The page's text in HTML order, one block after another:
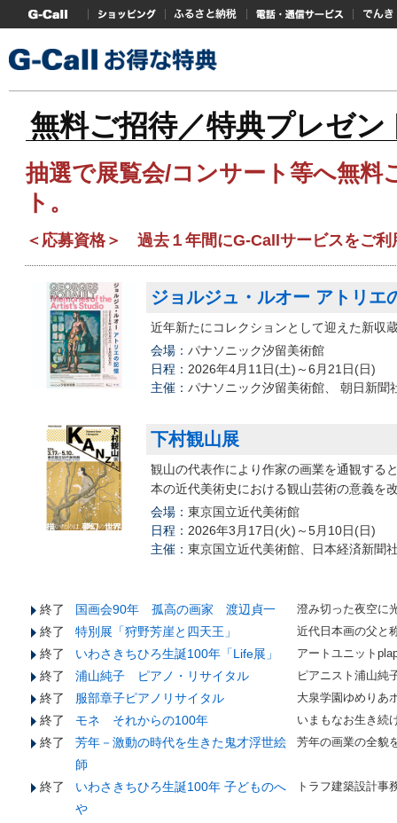
無料ご招待／特典プレゼン
抽選で展覧会/コンサート等へ無料
ト。
＜応募資格＞ 過去１年間にG-Callサービスをご利
ジョルジュ・ルオー アトリエ
近年新たにコレクションとして迎えた新収
会場： パナソニック汐留美術館
日程： 2026年4月11日(土)～6月21日(日)
主催： パナソニック汐留美術館、 朝日新聞
下村観山展
観山の代表作により作家の画業を通観する
本の近代美術史における観山芸術の意義を
会場： 東京国立近代美術館
日程： 2026年3月17日(火)～5月10日(日)
主催： 東京国立近代美術館、日本経済新聞
終了 国画会90年 孤高の画家 渡辺貞一 澄み切った夜空に
終了 特別展「狩野芳崖と四天王」 近代日本画の父と
終了 いわさきちひろ生誕100年「Life展」 アートユニット
終了 浦山純子 ピアノ・リサイタル ピアニスト浦山純
終了 服部章子ピアノリサイタル 大泉学園ゆめりあ
終了 モネ それからの100年 いまもなお生き続
終了
芳年－激動の時代を生きた鬼才浮世絵
師
芳年の画業の全貌
終了
いわさきちひろ生誕100年 子どものへ
や
トラフ建築設計事